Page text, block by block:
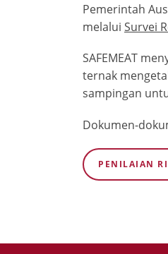
Pemerintah
melalui Survei
SAFEMEAT
ternak
sampingan
Dokumen-
PENILAIAN